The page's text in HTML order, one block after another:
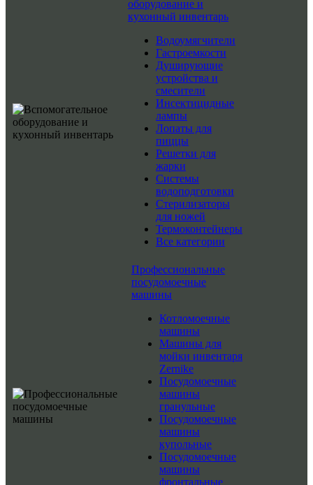
оборудование и
кухонный инвентарь
Водоумягчители
Гастроемкости
Душирующие
устройства и
смесители
Инсектицидные
лампы
Лопаты для
пиццы
Решетки для
жарки
Системы
водоподготовки
Стерилизаторы
для ножей
Термоконтейнеры
Все категории
Профессиональные
посудомоечные
машины
Котломоечные
машины
Машины для
мойки инвентаря
Zernike
Посудомоечные
машины
гранульные
Посудомоечные
машины
купольные
Посудомоечные
машины
фронтальные